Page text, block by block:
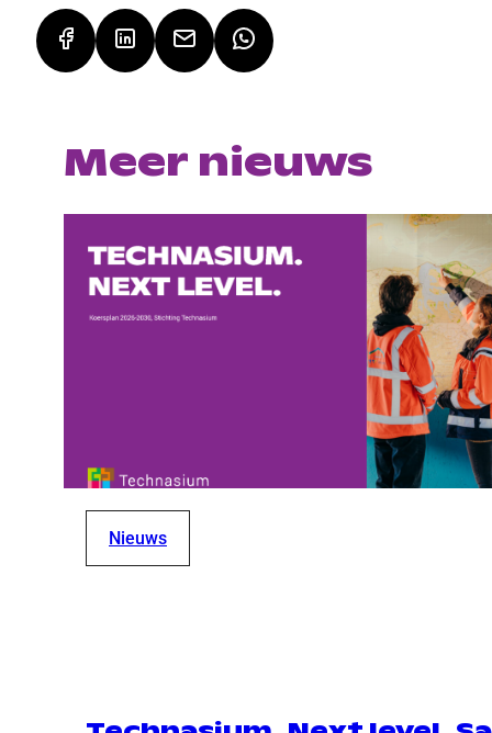
Meer nieuws
Nieuws